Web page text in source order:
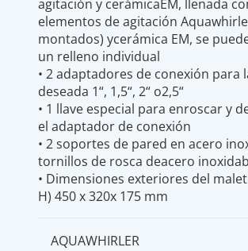
agitación y cerámicaEM, llenada
elementos de agitación
montados) ycerámica EM, se
un relleno individual
• 2 adaptadores de conexión para
deseada 1“, 1,5“, 2“ o2,5“
• 1 llave especial para enroscar y
el adaptador de conexión
• 2 soportes de pared en acero
tornillos de rosca deacero
• Dimensiones exteriores del
H) 450 x 320x 175 mm
AQUAWHIRLER